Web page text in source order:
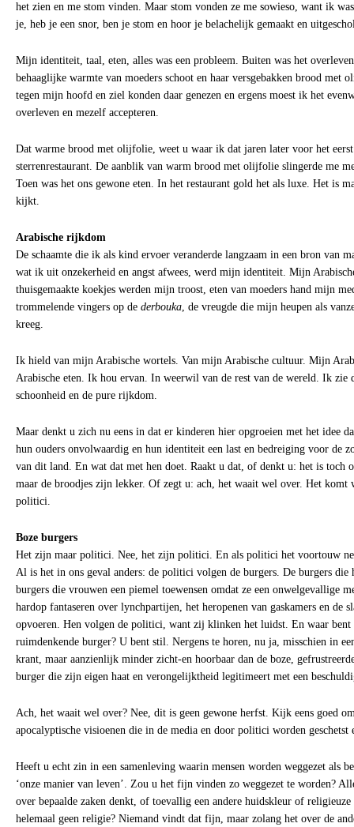
het zien en me stom vinden. Maar stom vonden ze me sowieso, want ik
je, heb je een snor, ben je stom en hoor je belachelijk gemaakt en
Mijn identiteit, taal, eten, alles was een probleem. Buiten was het
behaaglijke warmte van moeders schoot en haar versgebakken brood met
tegen mijn hoofd en ziel konden daar genezen en ergens moest ik het
overleven en mezelf accepteren.
Dat warme brood met olijfolie, weet u waar ik dat jaren later voor het
sterrenrestaurant. De aanblik van warm brood met olijfolie slingerde me
Toen was het ons gewone eten. In het restaurant gold het als luxe. Het is
kijkt.
Arabische rijkdom
De schaamte die ik als kind ervoer veranderde langzaam in een bron van
wat ik uit onzekerheid en angst afwees, werd mijn identiteit. Mijn
thuisgemaakte koekjes werden mijn troost, eten van moeders hand mijn
trommelende vingers op de derbouka, de vreugde die mijn heupen als
kreeg.
Ik hield van mijn Arabische wortels. Van mijn Arabische cultuur. Mijn
Arabische eten. Ik hou ervan. In weerwil van de rest van de wereld. Ik zie
schoonheid en de pure rijkdom.
Maar denkt u zich nu eens in dat er kinderen hier opgroeien met het idee
hun ouders onvolwaardig en hun identiteit een last en bedreiging voor de
van dit land. En wat dat met hen doet. Raakt u dat, of denkt u: het is toch
maar de broodjes zijn lekker. Of zegt u: ach, het waait wel over. Het komt
politici.
Boze burgers
Het zijn maar politici. Nee, het zijn politici. En als politici het voortouw
Al is het in ons geval anders: de politici volgen de burgers. De burgers die
burgers die vrouwen een piemel toewensen omdat ze een onwelgevallige
hardop fantaseren over lynchpartijen, het heropenen van gaskamers en de
opvoeren. Hen volgen de politici, want zij klinken het luidst. En waar bent
ruimdenkende burger? U bent stil. Nergens te horen, nu ja, misschien in
krant, maar aanzienlijk minder zicht-en hoorbaar dan de boze,
burger die zijn eigen haat en verongelijktheid legitimeert met een
Ach, het waait wel over? Nee, dit is geen gewone herfst. Kijk eens goed
apocalyptische visioenen die in de media en door politici worden
Heeft u echt zin in een samenleving waarin mensen worden weggezet als
‘onze manier van leven’. Zou u het fijn vinden zo weggezet te worden?
over bepaalde zaken denkt, of toevallig een andere huidskleur of
helemaal geen religie? Niemand vindt dat fijn, maar zolang het over de